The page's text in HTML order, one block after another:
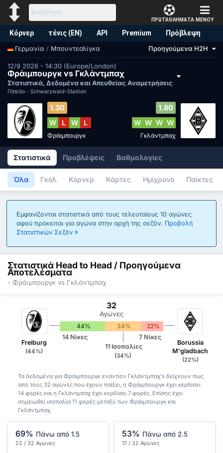
ΠΡΩΤΑΘΛΗΜΑΤΑ ΜΕΝΟΥ
Κόρνερ τένις (EN) API Premium Πρόβλεψη
Γερμανία / Μπουντεσλίγκα Προηγούμενα H2H
12/9 2026 - 14:30 (Europe/London)
Φράιμπουργκ vs Γκλάντμπαχ
Στατιστικά, Δεδομένα και Απευθείας Αναμετρήσεις
Γήπεδο - Schwarzwald-Stadion
1.30
W
L W L
Φράιμπουργκ
1.80
W W W W
Γκλάντμπαχ
Στατιστικά Προβλέψεις Βαθμολογίες
Όλα Γκόλ Κόρνερ Κάρτες Ημίχρονο Παίκτες
Εμφανίζονται στατιστικά από τους τελευταίους 10 αγώνες
αφού πρόκειται για αγώνα στην αρχή της σεζόν. Προβολή
Στατιστικών Σεζόν
Στατιστικά Head to Head / Προηγούμενα
Αποτελέσματα
- Φράιμπουργκ vs Γκλάντμπαχ
Freiburg
(44%)
32
Αγώνες
44% 34%
22%
14 Νίκες
11 Ισοπαλίες
(34%)
7 Νίκες
Borussia
M'gladbach
(22%)
Τα δεδομένα για Φράιμπουργκ εναντίον Γκλάντμπαχ's δείχνουν πως
από τους 32 αγώνες που έχουν παίξει, η Φράιμπουργκ έχει κερδίσει
14 φορές και η Γκλάντμπαχ έχει κερδίσει 7 φορές. Επίσης έχει
σημειωθεί ισοπαλία 11 φορές μεταξύ των Φράιμπουργκ και
Γκλάντμπαχ.
69% Πάνω από 1.5
22 / 32 Αγώνες
53% Πάνω από 2.5
17 / 32 Αγώνες